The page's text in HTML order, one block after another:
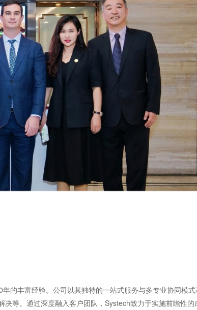
的丰富经验。公司以其独特的一站式服务与多专业协同模式
等。通过深度融入客户团队，Systech致力于实施前瞻性的